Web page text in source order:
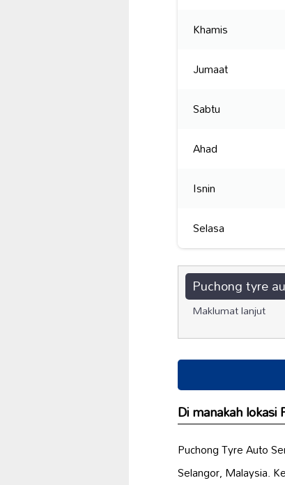
Khamis
Jumaat
Sabtu
Ahad
Isnin
Selasa
Puchong tyre
Maklumat lanjut
Di manakah
Puchong Tyre Auto
Selangor, Malaysia.